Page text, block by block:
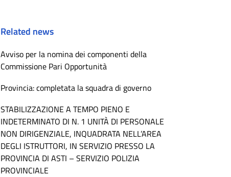
Related news
Avviso per la nomina dei componenti della
Commissione Pari Opportunità
Provincia: completata la squadra di governo
STABILIZZAZIONE A TEMPO PIENO E
INDETERMINATO DI N. 1 UNITÀ DI PERSONALE
NON DIRIGENZIALE, INQUADRATA NELL’AREA
DEGLI ISTRUTTORI, IN SERVIZIO PRESSO LA
PROVINCIA DI ASTI – SERVIZIO POLIZIA
PROVINCIALE